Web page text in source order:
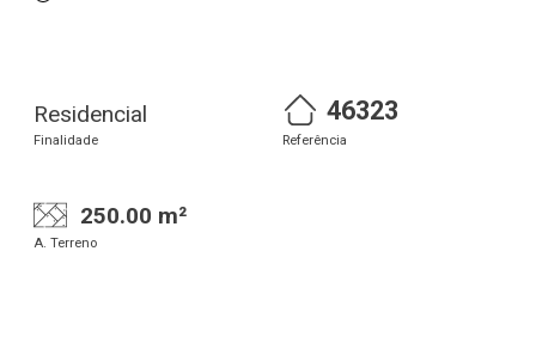
Residencial
Finalidade
46323
Referência
250.00 m²
A. Terreno